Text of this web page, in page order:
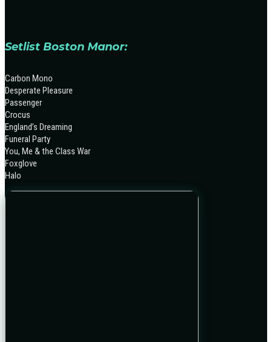
Setlist Boston Manor:
Carbon Mono
Desperate Pleasure
Passenger
Crocus
England’s Dreaming
Funeral Party
You, Me & the Class War
Foxglove
Halo